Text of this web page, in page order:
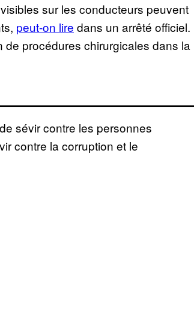
sur les conducteurs peuvent
peut-on lire dans un arrêté officiel.
procédures chirurgicales dans la
sévir contre les personnes
contre la corruption et le